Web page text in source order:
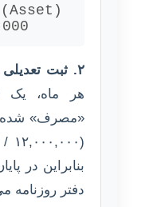
۲. ثبت تعدیلی در پایان هر ماه:
هر ماه، یک
«مصرف» شده
بنابراین در
دفتر روزنامه